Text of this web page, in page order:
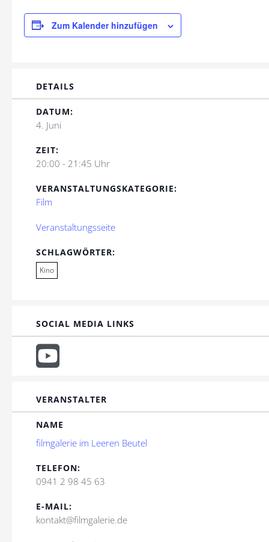
Zum Kalender hinzufügen
DETAILS
DATUM:
4. Juni
ZEIT:
20:00 - 21:45 Uhr
VERANSTALTUNGSKATEGORIE:
Film
Veranstaltungsseite
SCHLAGWÖRTER:
Kino
SOCIAL MEDIA LINKS
VERANSTALTER
NAME
filmgalerie im Leeren Beutel
TELEFON:
0941 2 98 45 63
E-MAIL:
kontakt@filmgalerie.de